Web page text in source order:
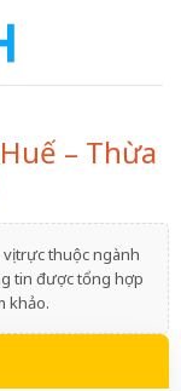
– Thừa
trực thuộc ngành
tin được tổng hợp
khảo.